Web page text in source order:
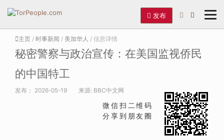
发布
主页 / 时事新闻 / 美加华人 / 信息详情
秘密警察与政治宣传：在美国监视侨民
的中国特工
发布： 2026-05-19 来源: BBC中文网
微信扫二维码
分享到朋友圈